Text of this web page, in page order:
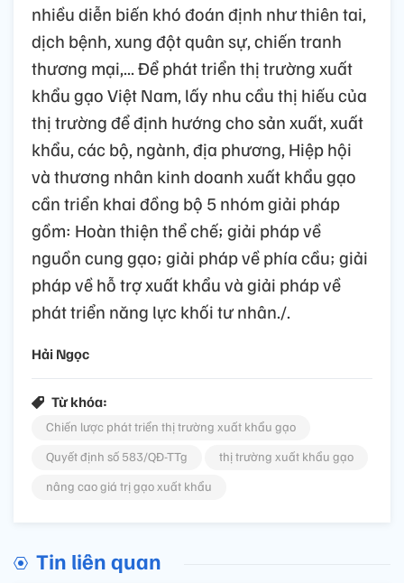
nhiều diễn biến khó đoán định như thiên tai,
dịch bệnh, xung đột quân sự, chiến tranh
thương mại,... Để phát triển thị trường xuất
khẩu gạo Việt Nam, lấy nhu cầu thị hiếu của
thị trường để định hướng cho sản xuất, xuất
khẩu, các bộ, ngành, địa phương, Hiệp hội
và thương nhân kinh doanh xuất khẩu gạo
cần triển khai đồng bộ 5 nhóm giải pháp
gồm: Hoàn thiện thể chế; giải pháp về
nguồn cung gạo; giải pháp về phía cầu; giải
pháp về hỗ trợ xuất khẩu và giải pháp về
phát triển năng lực khối tư nhân./.
Hải Ngọc
Từ khóa:
Chiến lược phát triển thị trường xuất khẩu gạo
Quyết định số 583/QĐ-TTg
thị trường xuất khẩu gạo
nâng cao giá trị gạo xuất khẩu
Tin liên quan